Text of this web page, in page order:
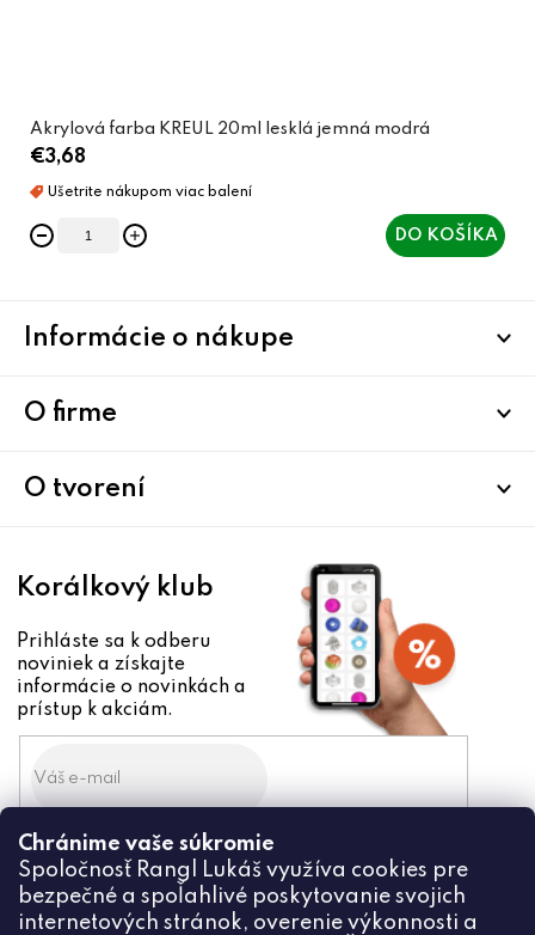
Chránime vaše súkromie
Spoločnosť Rangl Lukáš využíva cookies pre
bezpečné a spoľahlivé poskytovanie svojich
internetových stránok, overenie výkonnosti a
Akrylová farba KREUL 20ml lesklá jemná modrá
€3,68
DO KOŠÍKA
Informácie o nákupe
O firme
O tvorení
Korálkový klub
Prihláste sa k odberu
noviniek a získajte
informácie o novinkách a
prístup k akciám.
Odoslaním súhlasíte zo
spracovaním osobných údajov
PRIHLÁSIŤ